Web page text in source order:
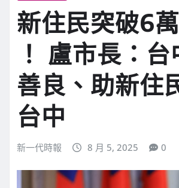
新住民突破6
！ 盧市長：
善良、助新住
台中
新一代時報 8 月 5, 2025 0